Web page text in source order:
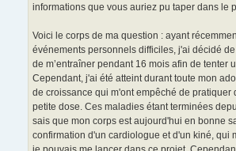
informations que vous auriez pu taper dans le
Voici le corps de ma question : ayant
événements personnels difficiles, j'ai décidé
de m’entraîner pendant 16 mois afin de tenter
Cependant, j'ai été atteint durant toute mon
de croissance qui m'ont empêché de pratiquer
petite dose. Ces maladies étant terminées
sais que mon corps est aujourd'hui en bonne
confirmation d'un cardiologue et d'un kiné, qui